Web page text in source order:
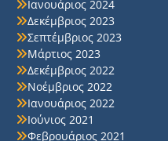
Ιανουάριος 2024
Δεκέμβριος 2023
Σεπτέμβριος 2023
Μάρτιος 2023
Δεκέμβριος 2022
Νοέμβριος 2022
Ιανουάριος 2022
Ιούνιος 2021
Φεβρουάριος 2021